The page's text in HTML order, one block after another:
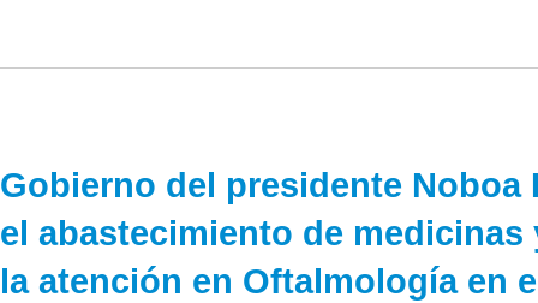
Gobierno del presidente Noboa
el abastecimiento de medicinas
la atención en Oftalmología en